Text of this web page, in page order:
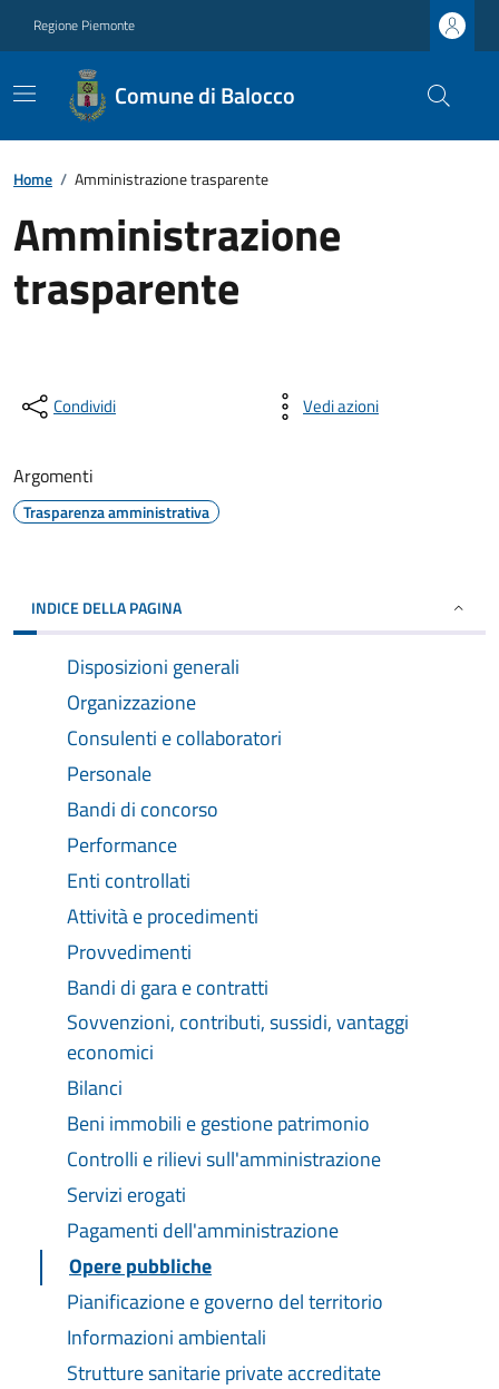
Regione Piemonte
Comune di Balocco
Home / Amministrazione trasparente
Amministrazione
trasparente
Condividi Vedi azioni
Argomenti
Trasparenza amministrativa
INDICE DELLA PAGINA
Disposizioni generali
Organizzazione
Consulenti e collaboratori
Personale
Bandi di concorso
Performance
Enti controllati
Attività e procedimenti
Provvedimenti
Bandi di gara e contratti
Sovvenzioni, contributi, sussidi, vantaggi
economici
Bilanci
Beni immobili e gestione patrimonio
Controlli e rilievi sull'amministrazione
Servizi erogati
Pagamenti dell'amministrazione
Opere pubbliche
Pianificazione e governo del territorio
Informazioni ambientali
Strutture sanitarie private accreditate